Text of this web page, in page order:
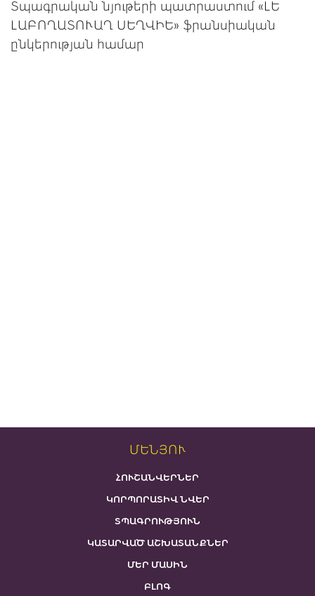
Տպագրական նյութերի պատրաստում «ԼԵ
ԼԱԲՈՂԱՏՈՒԱՂ ՍԵՂՎԻԵ» ֆրանսիական
ընկերության համար
ՄԵՆՅՈՒ
ՀՈՒՇԱՆՎԵՐՆԵՐ
ԿՈՐՊՈՐԱՏԻՎ ՆՎԵՐ
ՏՊԱԳՐՈՒԹՅՈՒՆ
ԿԱՏԱՐՎԱԾ ԱՇԽԱՏԱՆՔՆԵՐ
ՄԵՐ ՄԱՍԻՆ
ԲԼՈԳ